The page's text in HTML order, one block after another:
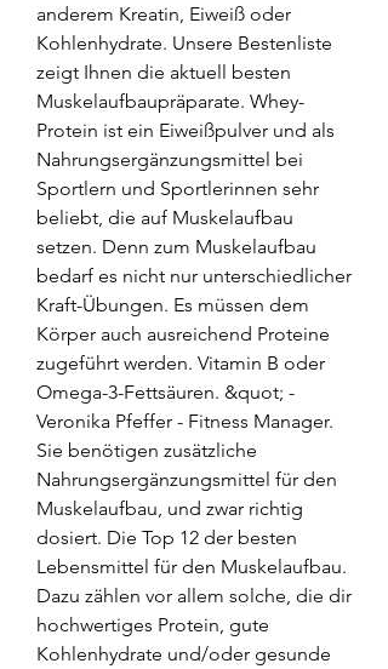
anderem Kreatin, Eiweiß oder
Kohlenhydrate. Unsere Bestenliste
zeigt Ihnen die aktuell besten
Muskelaufbaupräparate. Whey-
Protein ist ein Eiweißpulver und als
Nahrungsergänzungsmittel bei
Sportlern und Sportlerinnen sehr
beliebt, die auf Muskelaufbau
setzen. Denn zum Muskelaufbau
bedarf es nicht nur unterschiedlicher
Kraft-Übungen. Es müssen dem
Körper auch ausreichend Proteine
zugeführt werden. Vitamin B oder
Omega-3-Fettsäuren. &quot; -
Veronika Pfeffer - Fitness Manager.
Sie benötigen zusätzliche
Nahrungsergänzungsmittel für den
Muskelaufbau, und zwar richtig
dosiert. Die Top 12 der besten
Lebensmittel für den Muskelaufbau.
Dazu zählen vor allem solche, die dir
hochwertiges Protein, gute
Kohlenhydrate und/oder gesunde